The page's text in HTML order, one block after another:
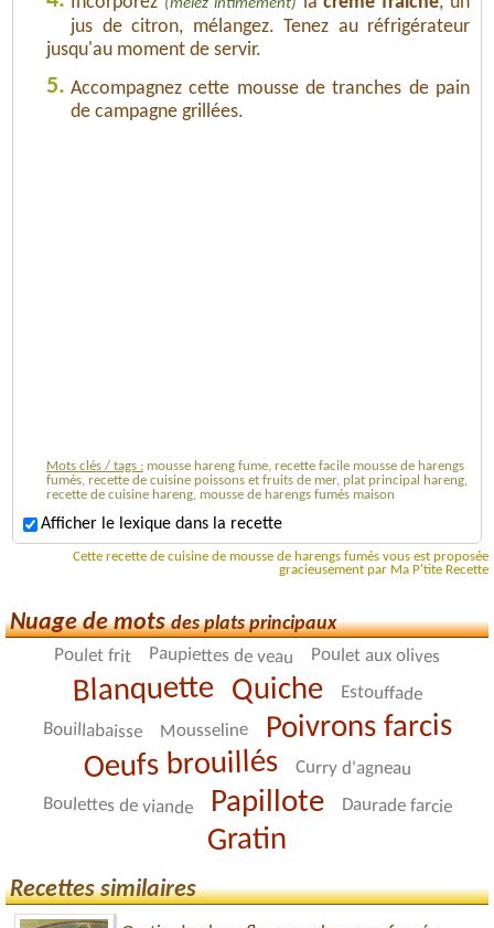
(mêlez intimement)
jus de citron, mélangez. Tenez au réfrigérateur
jusqu'au moment de servir.
5. Accompagnez cette mousse de tranches de pain
de campagne grillées.
Mots clés / tags : mousse hareng fume, recette facile mousse de harengs
fumés, recette de cuisine poissons et fruits de mer, plat principal hareng,
recette de cuisine hareng, mousse de harengs fumés maison
Afficher le lexique dans la recette
Cette recette de cuisine de mousse de harengs fumés vous est proposée
gracieusement par Ma P'tite Recette
Nuage de motsdes plats principaux
Poulet frit Paupiettes de veau Poulet aux olives
Blanquette Quiche Estouffade
Bouillabaisse Mousseline Poivrons farcis
Oeufs brouillés Curry d'agneau
Boulettes de viande Papillote Daurade farcie
Gratin
Recettes similaires